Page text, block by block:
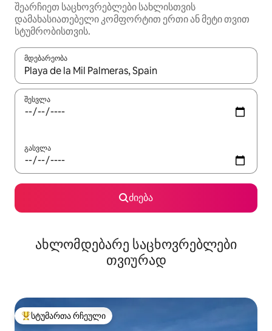
შეარჩიეთ საცხოვრებლები სახლისთვის
დამახასიათებელი კომფორტით ერთი ან მეტი თვით
სტუმრობისთვის.
მდებარეობა
როცა შედეგები ხელმისაწვდომი გახდება, ნავიგაციისთვის
შესვლა
გასვლა
ძიება
ახლომდებარე საცხოვრებლები
თვიურად
სტუმართა რჩეული მოწინავე ვარიანტი
სტუმართა რჩეული